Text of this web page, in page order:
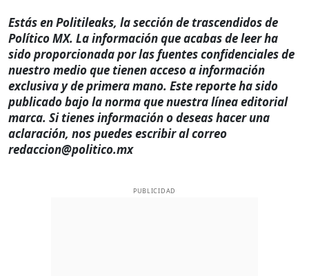
Estás en Politileaks, la sección de trascendidos de
Político MX. La información que acabas de leer ha
sido proporcionada por las fuentes confidenciales de
nuestro medio que tienen acceso a información
exclusiva y de primera mano. Este reporte ha sido
publicado bajo la norma que nuestra línea editorial
marca. Si tienes información o deseas hacer una
aclaración, nos puedes escribir al correo
redaccion@politico.mx
PUBLICIDAD